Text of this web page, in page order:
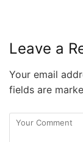
Leave a
Your email
fields are